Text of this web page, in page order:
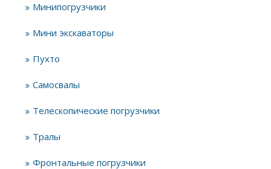
Минипогрузчики
Мини экскаваторы
Пухто
Самосвалы
Телескопические погрузчики
Тралы
Фронтальные погрузчики